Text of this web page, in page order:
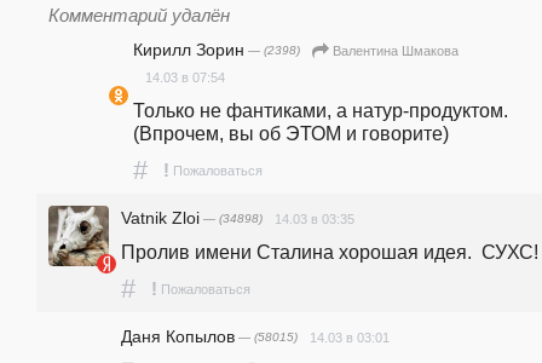
Комментарий удалён
Кирилл Зорин — (2398)
Валентина Шмакова
14.03 в 07:54
Только не фантиками, а натур-продуктом.
(Впрочем, вы об ЭТОМ и говорите)
# ! Пожаловаться
Vatnik Zloi — (34898) 14.03 в 03:35
Пролив имени Сталина хорошая идея.  СУХС!
# ! Пожаловаться
Даня Копылов — (58015) 14.03 в 03:01